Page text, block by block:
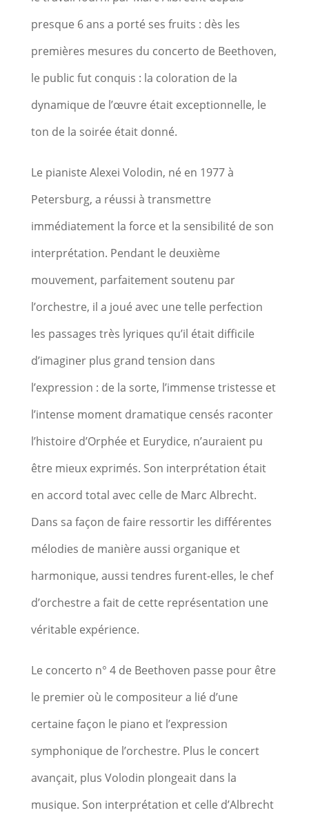
presque 6 ans a porté ses fruits : dès les
premières mesures du concerto de Beethoven,
le public fut conquis : la coloration de la
dynamique de l’œuvre était exceptionnelle, le
ton de la soirée était donné.
Le pianiste Alexei Volodin, né en 1977 à
Petersburg, a réussi à transmettre
immédiatement la force et la sensibilité de son
interprétation. Pendant le deuxième
mouvement, parfaitement soutenu par
l’orchestre, il a joué avec une telle perfection
les passages très lyriques qu’il était difficile
d’imaginer plus grand tension dans
l’expression : de la sorte, l’immense tristesse et
l’intense moment dramatique censés raconter
l’histoire d’Orphée et Eurydice, n’auraient pu
être mieux exprimés. Son interprétation était
en accord total avec celle de Marc Albrecht.
Dans sa façon de faire ressortir les différentes
mélodies de manière aussi organique et
harmonique, aussi tendres furent-elles, le chef
d’orchestre a fait de cette représentation une
véritable expérience.
Le concerto n° 4 de Beethoven passe pour être
le premier où le compositeur a lié d’une
certaine façon le piano et l’expression
symphonique de l’orchestre. Plus le concert
avançait, plus Volodin plongeait dans la
musique. Son interprétation et celle d’Albrecht